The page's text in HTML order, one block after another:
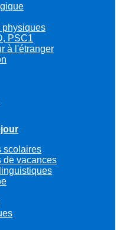
physiques
PSC1
à l'étranger
scolaires
de vacances